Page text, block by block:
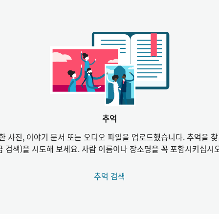
추억
사진, 이야기 문서 또는 오디오 파일을 업로드했습니다. 추억을
검색)을 시도해 보세요. 사람 이름이나 장소명을 꼭 포함시키십시
추억 검색